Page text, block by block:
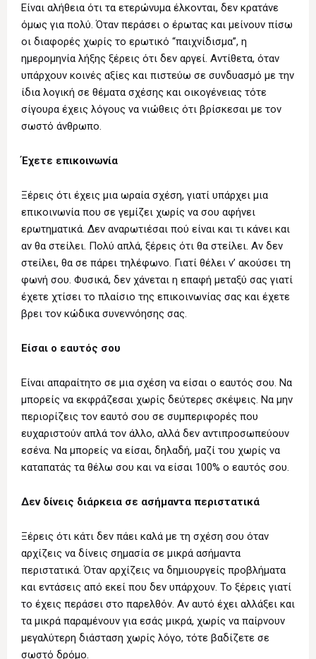
Είναι αλήθεια ότι τα ετερώνυμα έλκονται, δεν κρατάνε
όμως για πολύ. Όταν περάσει ο έρωτας και μείνουν πίσω
οι διαφορές χωρίς το ερωτικό “παιχνίδισμα”, η
ημερομηνία λήξης ξέρεις ότι δεν αργεί. Αντίθετα, όταν
υπάρχουν κοινές αξίες και πιστεύω σε συνδυασμό με την
ίδια λογική σε θέματα σχέσης και οικογένειας τότε
σίγουρα έχεις λόγους να νιώθεις ότι βρίσκεσαι με τον
σωστό άνθρωπο.
Έχετε επικοινωνία
Ξέρεις ότι έχεις μια ωραία σχέση, γιατί υπάρχει μια
επικοινωνία που σε γεμίζει χωρίς να σου αφήνει
ερωτηματικά. Δεν αναρωτιέσαι πού είναι και τι κάνει και
αν θα στείλει. Πολύ απλά, ξέρεις ότι θα στείλει. Αν δεν
στείλει, θα σε πάρει τηλέφωνο. Γιατί θέλει ν’ ακούσει τη
φωνή σου. Φυσικά, δεν χάνεται η επαφή μεταξύ σας γιατί
έχετε χτίσει το πλαίσιο της επικοινωνίας σας και έχετε
βρει τον κώδικα συνεννόησης σας.
Είσαι ο εαυτός σου
Είναι απαραίτητο σε μια σχέση να είσαι ο εαυτός σου. Να
μπορείς να εκφράζεσαι χωρίς δεύτερες σκέψεις. Να μην
περιορίζεις τον εαυτό σου σε συμπεριφορές που
ευχαριστούν απλά τον άλλο, αλλά δεν αντιπροσωπεύουν
εσένα. Να μπορείς να είσαι, δηλαδή, μαζί του χωρίς να
καταπατάς τα θέλω σου και να είσαι 100% ο εαυτός σου.
Δεν δίνεις διάρκεια σε ασήμαντα περιστατικά
Ξέρεις ότι κάτι δεν πάει καλά με τη σχέση σου όταν
αρχίζεις να δίνεις σημασία σε μικρά ασήμαντα
περιστατικά. Όταν αρχίζεις να δημιουργείς προβλήματα
και εντάσεις από εκεί που δεν υπάρχουν. Το ξέρεις γιατί
το έχεις περάσει στο παρελθόν. Αν αυτό έχει αλλάξει και
τα μικρά παραμένουν για εσάς μικρά, χωρίς να παίρνουν
μεγαλύτερη διάσταση χωρίς λόγο, τότε βαδίζετε σε
σωστό δρόμο.